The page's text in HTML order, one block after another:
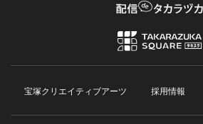
宝塚クリエイティブアーツ 採用情報